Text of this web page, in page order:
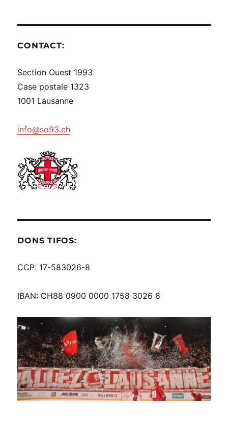
CONTACT:
Section Ouest 1993
Case postale 1323
1001 Lausanne
info@so93.ch
DONS TIFOS:
CCP: 17-583026-8
IBAN: CH88 0900 0000 1758 3026 8